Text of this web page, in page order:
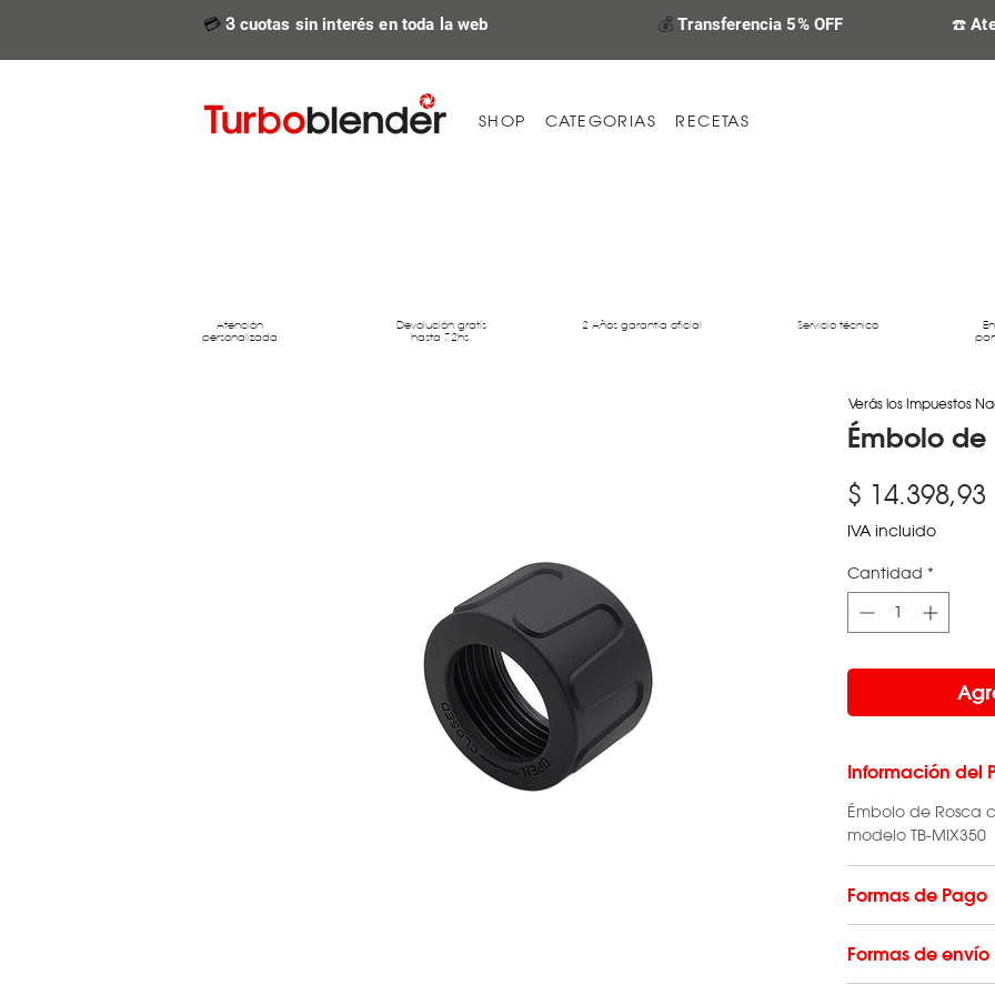
💳 3 cuotas sin interés en toda la web 💰Transferencia 5% OFF ☎️
SHOP CATEGORIAS RECETAS
Atención
personalizada
Devolución gratís
hasta 72hs.
2 Años garantía oficial Servicio técnico
Émbolo de
$ 14.398,93
IVA incluido
Cantidad *
Información del
Émbolo de Rosca
modelo TB-MIX350
Formas de Pago
todas las tarjetas
tarjeta de débito
Formas de envío
Verás los Impuestos